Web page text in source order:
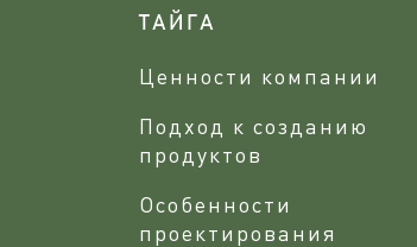
ТАЙГА
Ценности компании
Подход к созданию
продуктов
Особенности
проектирования